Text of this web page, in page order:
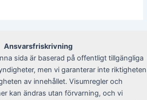
Ansvarsfriskrivning
sida är baserad på offentligt tillgängliga
men vi garanterar inte riktigheten
av innehållet. Visumregler och
kan ändras utan förvarning, och vi